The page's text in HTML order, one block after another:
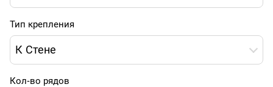
Тип крепления
К Стене
Кол-во рядов